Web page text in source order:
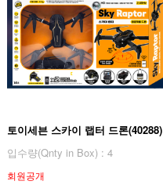
토이세븐 스카이 랩터 드론(40288)
입수량(Qnty in Box) : 4
회원공개